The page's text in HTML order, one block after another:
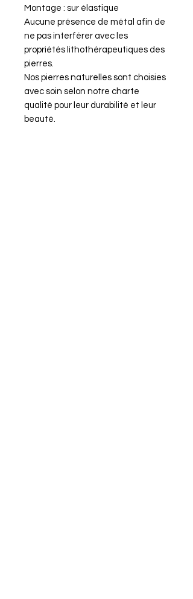
Montage : sur élastique
Aucune présence de métal afin de
ne pas interférer avec les
propriétés lithothérapeutiques des
pierres.
Nos pierres naturelles sont choisies
avec soin selon notre charte
qualité pour leur durabilité et leur
beauté.